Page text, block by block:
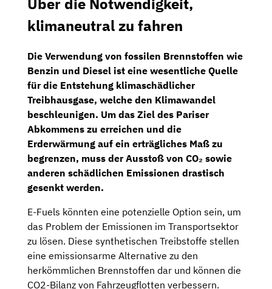
klimaneutral zu fahren
Die Verwendung von fossilen Brennstoffen wie
Benzin und Diesel ist eine wesentliche Quelle
für die Entstehung klimaschädlicher
Treibhausgase, welche den Klimawandel
beschleunigen. Um das Ziel des Pariser
Abkommens zu erreichen und die
Erderwärmung auf ein erträgliches Maß zu
begrenzen, muss der Ausstoß von CO₂ sowie
anderen schädlichen Emissionen drastisch
gesenkt werden.
E-Fuels könnten eine potenzielle Option sein, um
das Problem der Emissionen im Transportsektor
zu lösen. Diese synthetischen Treibstoffe stellen
eine emissionsarme Alternative zu den
herkömmlichen Brennstoffen dar und können die
CO2-Bilanz von Fahrzeugflotten verbessern.